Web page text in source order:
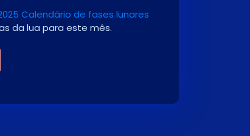
Calendário de fases lunares
da lua para este mês.